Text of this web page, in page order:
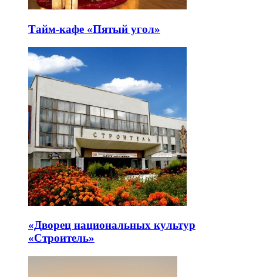
Тайм-кафе «Пятый угол»
«Дворец национальных культур
«Строитель»